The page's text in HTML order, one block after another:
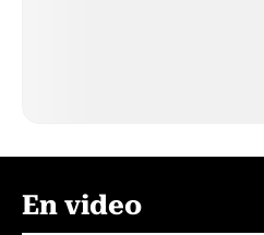
En video